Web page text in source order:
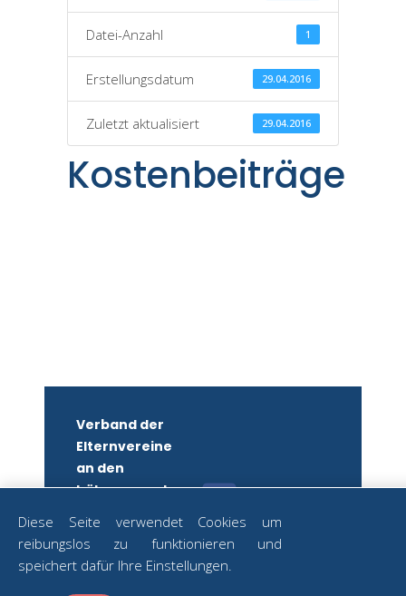
Datei-Anzahl 1
Erstellungsdatum 29.04.2016
Zuletzt aktualisiert 29.04.2016
Kostenbeiträge
Verband der
Elternvereine
an den
höheren und
Diese Seite verwendet Cookies um
reibungslos zu funktionieren und
speichert dafür Ihre Einstellungen.